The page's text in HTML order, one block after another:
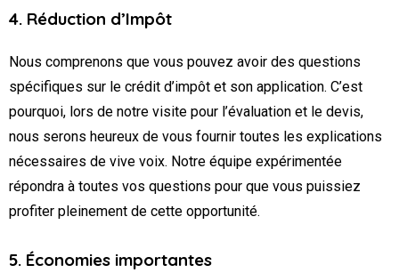
4. Réduction d’Impôt
Nous comprenons que vous pouvez avoir des questions
spécifiques sur le crédit d’impôt et son application. C’est
pourquoi, lors de notre visite pour l’évaluation et le devis,
nous serons heureux de vous fournir toutes les explications
nécessaires de vive voix. Notre équipe expérimentée
répondra à toutes vos questions pour que vous puissiez
profiter pleinement de cette opportunité.
5. Économies importantes